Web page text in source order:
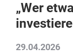
„Wer
29.04.2026